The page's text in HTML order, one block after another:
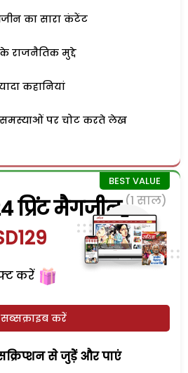
का सारा कंटेंट
राजनैतिक मुद्दे
कहानियां
पर चोट करते लेख
प्रिंट मैगजीन (1 साल)
करें
सब्सक्राइब करें
से जुड़ेें और पाएं